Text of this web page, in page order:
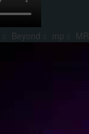
Beyond mp MR